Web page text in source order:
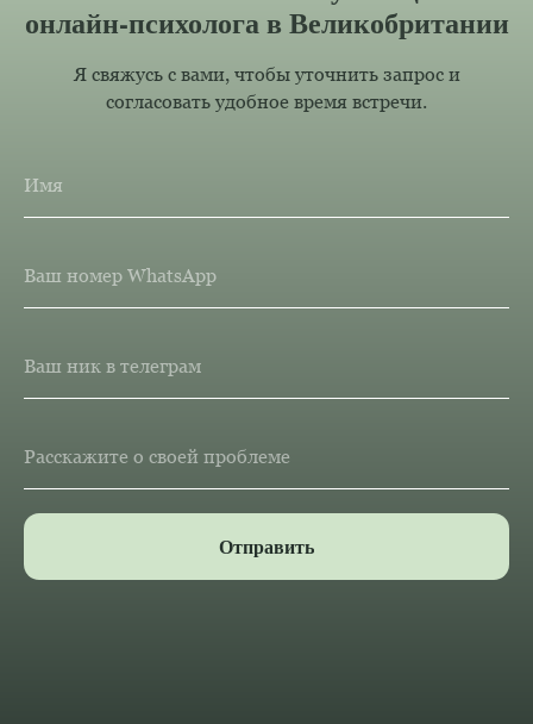
онлайн-психолога в Великобритании
Я свяжусь с вами, чтобы уточнить запрос и
согласовать удобное время встречи.
Имя
Ваш номер WhatsApp
Ваш ник в телеграм
Расскажите о своей проблеме
Отправить